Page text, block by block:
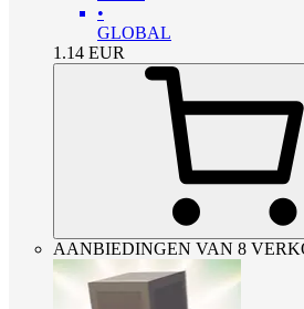
•
GLOBAL
1.14 EUR
AANBIEDINGEN VAN 8